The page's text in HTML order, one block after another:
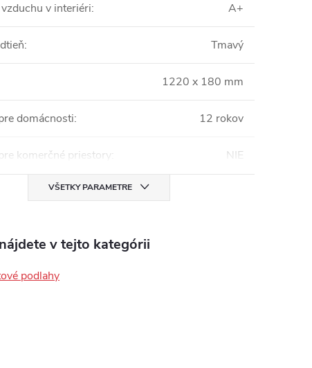
v interiéri: A+
: Tmavý
1220 x 180 mm
domácnosti: 12 rokov
komerčné priestory: NIE
VŠETKY PARAMETRE
v tejto kategórii
podlahy